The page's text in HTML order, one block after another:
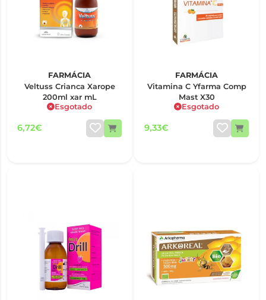
FARMÁCIA
Veltuss Crianca Xarope
200ml xar mL
Esgotado
6,72€
FARMÁCIA
Vitamina C Yfarma Comp
Mast X30
Esgotado
9,33€